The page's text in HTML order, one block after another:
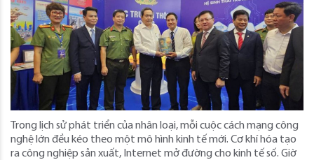
Trong lịch sử phát triển của nhân loại, mỗi cuộc cách mạng công
nghệ lớn đều kéo theo một mô hình kinh tế mới. Cơ khí hóa tạo
ra công nghiệp sản xuất, Internet mở đường cho kinh tế số. Giờ